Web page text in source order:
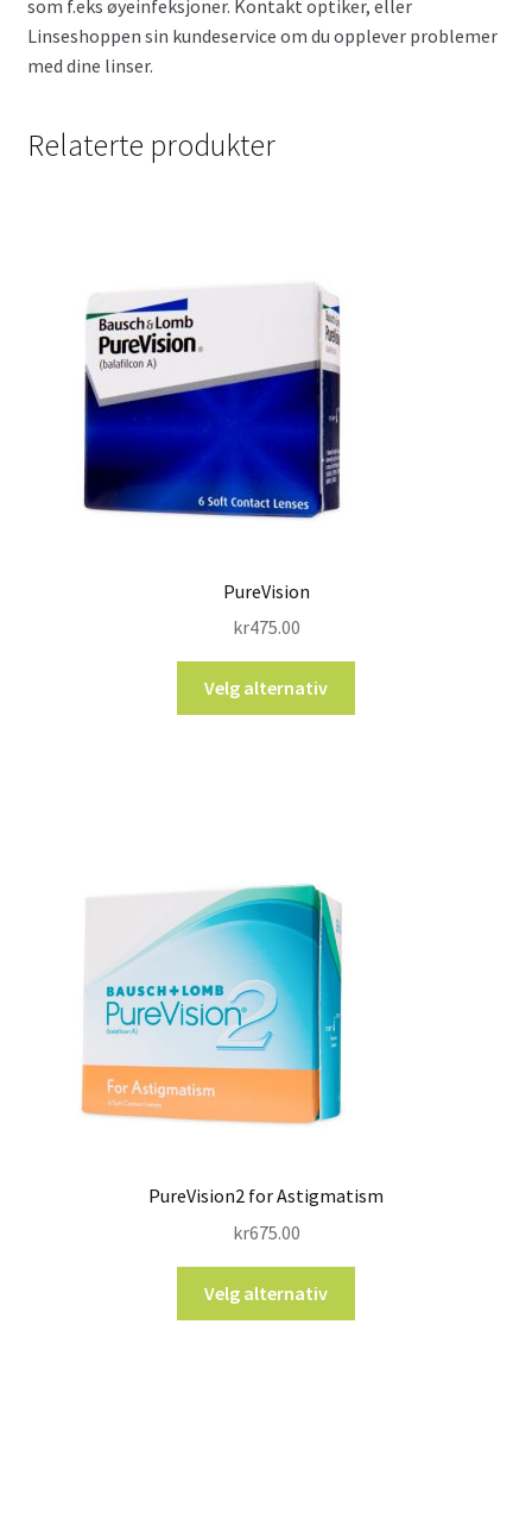
som f.eks øyeinfeksjoner. Kontakt optiker, eller
Linseshoppen sin kundeservice om du opplever problemer
med dine linser.
Relaterte produkter
PureVision
kr475.00
Velg alternativ
PureVision2 for Astigmatism
kr675.00
Velg alternativ